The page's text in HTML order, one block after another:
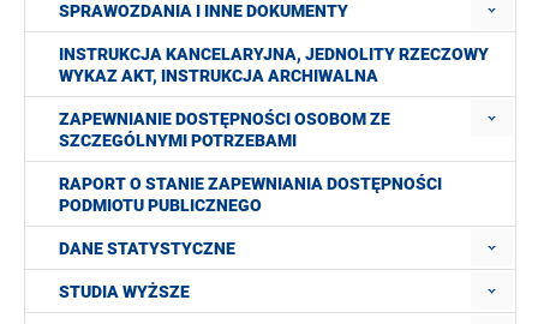
SPRAWOZDANIA I INNE DOKUMENTY
INSTRUKCJA KANCELARYJNA, JEDNOLITY RZECZOWY
WYKAZ AKT, INSTRUKCJA ARCHIWALNA
ZAPEWNIANIE DOSTĘPNOŚCI OSOBOM ZE
SZCZEGÓLNYMI POTRZEBAMI
RAPORT O STANIE ZAPEWNIANIA DOSTĘPNOŚCI
PODMIOTU PUBLICZNEGO
DANE STATYSTYCZNE
STUDIA WYŻSZE